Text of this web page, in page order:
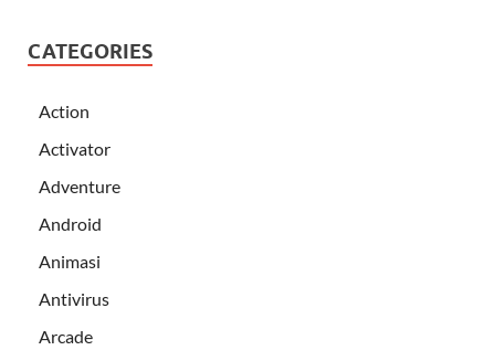
CATEGORIES
Action
Activator
Adventure
Android
Animasi
Antivirus
Arcade